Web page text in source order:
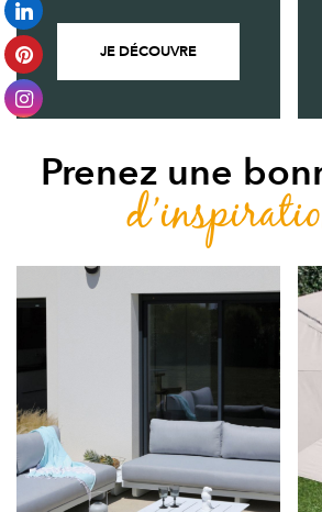
JE DÉCOUVRE
Prenez une